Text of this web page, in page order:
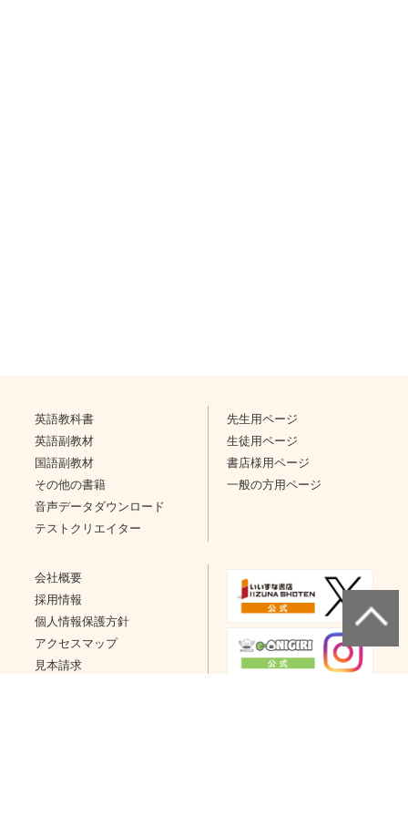
英語教科書
英語副教材
国語副教材
その他の書籍
音声データダウンロード
テストクリエイター
先生用ページ
生徒用ページ
書店様用ページ
一般の方用ページ
会社概要
採用情報
個人情報保護方針
アクセスマップ
見本請求